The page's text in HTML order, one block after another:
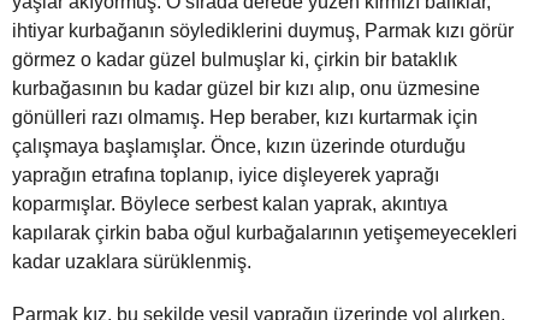
ihtiyar kurbağanın söylediklerini duymuş, Parmak kızı görür
görmez o kadar güzel bulmuşlar ki, çirkin bir bataklık
kurbağasının bu kadar güzel bir kızı alıp, onu üzmesine
gönülleri razı olmamış. Hep beraber, kızı kurtarmak için
çalışmaya başlamışlar. Önce, kızın üzerinde oturduğu
yaprağın etrafına toplanıp, iyice dişleyerek yaprağı
koparmışlar. Böylece serbest kalan yaprak, akıntıya
kapılarak çirkin baba oğul kurbağalarının yetişemeyecekleri
kadar uzaklara sürüklenmiş.
Parmak kız, bu şekilde yeşil yaprağın üzerinde yol alırken,